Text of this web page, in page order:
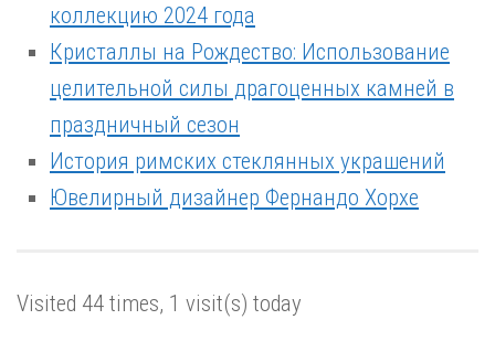
коллекцию 2024 года
Кристаллы на Рождество: Использование
целительной силы драгоценных камней в
праздничный сезон
История римских стеклянных украшений
Ювелирный дизайнер Фернандо Хорхе
Visited 44 times, 1 visit(s) today